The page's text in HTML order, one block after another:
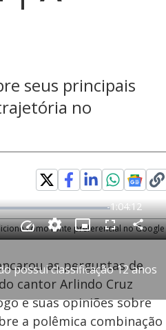
seus principais
no
como fonte preferencial no Google
possui classificação 12 anos
Velocidade
as perguntas de
cantor Arlindo Cruz
e suas opiniões sobre
a polêmica combinação